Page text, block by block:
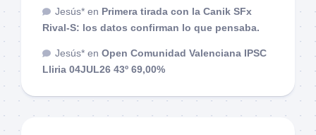
Jesús* en Primera tirada con la Canik SFx
Rival-S: los datos confirman lo que pensaba.
Jesús* en Open Comunidad Valenciana IPSC
Lliria 04JUL26 43º 69,00%